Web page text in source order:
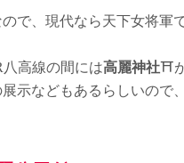
で、現代なら天下女将軍
八高線の間には高麗神社⛩
示などもあるらしいので